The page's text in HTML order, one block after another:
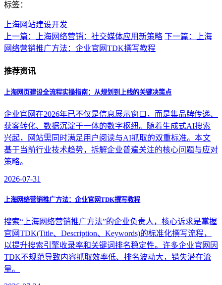
标签：
上海网站建设开发
上一篇：上海网络营销：社交媒体应用新策略 下一篇：上海
网络营销推广方法：企业官网TDK撰写教程
推荐资讯
上海网页建设全流程实操指南：从规划到上线的关键决策点
企业官网在2026年已不仅是信息展示窗口，而是集品牌传递、
获客转化、数据沉淀于一体的数字枢纽。随着生成式AI搜索
兴起，网站需同时满足用户阅读与AI抓取的双重标准。本文
基于当前行业技术趋势，拆解企业普遍关注的核心问题与应对
策略。
2026-07-31
上海网络营销推广方法：企业官网TDK撰写教程
搜索“上海网络营销推广方法”的企业负责人，核心诉求是掌握
官网TDK(Title、Description、Keywords)的标准化撰写流程，
以提升搜索引擎收录率和关键词排名稳定性。许多企业官网因
TDK不规范导致内容抓取效率低、排名波动大，错失潜在流
量。